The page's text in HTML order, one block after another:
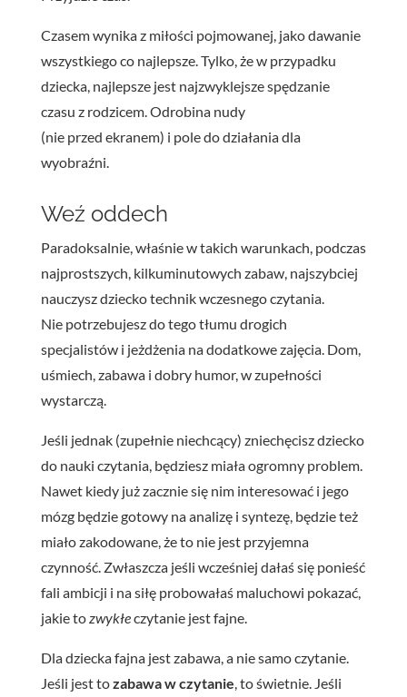
Czasem wynika z miłości pojmowanej, jako dawanie
wszystkiego co najlepsze. Tylko, że w przypadku
dziecka, najlepsze jest najzwyklejsze spędzanie
czasu z rodzicem. Odrobina nudy
(nie przed ekranem) i pole do działania dla
wyobraźni.
Weź oddech
Paradoksalnie, właśnie w takich warunkach, podczas
najprostszych, kilkuminutowych zabaw, najszybciej
nauczysz dziecko technik wczesnego czytania.
Nie potrzebujesz do tego tłumu drogich
specjalistów i jeżdżenia na dodatkowe zajęcia. Dom,
uśmiech, zabawa i dobry humor, w zupełności
wystarczą.
Jeśli jednak (zupełnie niechcący) zniechęcisz dziecko
do nauki czytania, będziesz miała ogromny problem.
Nawet kiedy już zacznie się nim interesować i jego
mózg będzie gotowy na analizę i syntezę, będzie też
miało zakodowane, że to nie jest przyjemna
czynność. Zwłaszcza jeśli wcześniej dałaś się ponieść
fali ambicji i na siłę probowałaś maluchowi pokazać,
jakie tozwykłeczytanie jest fajne.
Dla dziecka fajna jest zabawa, a nie samo czytanie.
Jeśli jest tozabawa w czytanie, to świetnie. Jeśli